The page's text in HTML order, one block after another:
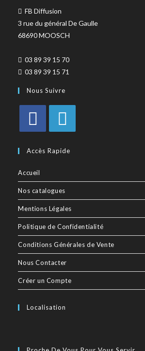
FB Diffusion
3 rue du général De Gaulle
68690 MOOSCH
03 89 39 15 70
03 89 39 15 71
Nous Suivre
Accès Rapide
Accueil
Nos catalogues
Mentions Légales
Politique de Confidentialité
Conditions Générales de Vente
Nous Contacter
Créer un Compte
Localisation